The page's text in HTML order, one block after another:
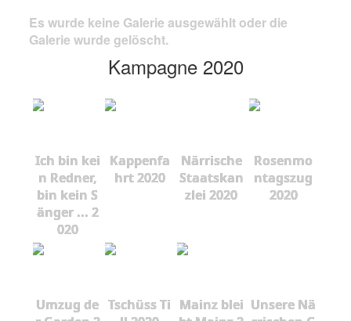
Es wurde keine Galerie ausgewählt oder die
Galerie wurde gelöscht.
Kampagne 2020
Ich bin kei
n Redner,
bin kein S
änger ... 2
020
Kappenfa
hrt 2020
Närrische
Staatskan
zlei 2020
Rosenmo
ntagszug
2020
Umzug de Tschüss Ti Mainz blei Unsere Nä